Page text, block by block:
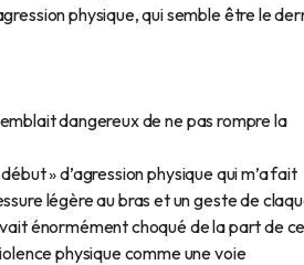
physique, qui semble être le
dangereux de ne pas rompre la
» d’agression physique qui m’a fait
légère au bras et un geste de
énormément choqué de la part de
physique comme une voie